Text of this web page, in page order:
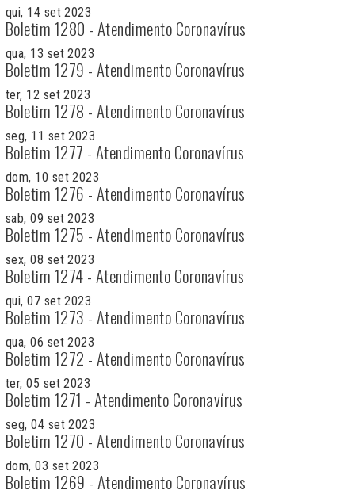
qui, 14 set 2023
Boletim 1280 - Atendimento Coronavírus
qua, 13 set 2023
Boletim 1279 - Atendimento Coronavírus
ter, 12 set 2023
Boletim 1278 - Atendimento Coronavírus
seg, 11 set 2023
Boletim 1277 - Atendimento Coronavírus
dom, 10 set 2023
Boletim 1276 - Atendimento Coronavírus
sab, 09 set 2023
Boletim 1275 - Atendimento Coronavírus
sex, 08 set 2023
Boletim 1274 - Atendimento Coronavírus
qui, 07 set 2023
Boletim 1273 - Atendimento Coronavírus
qua, 06 set 2023
Boletim 1272 - Atendimento Coronavírus
ter, 05 set 2023
Boletim 1271 - Atendimento Coronavírus
seg, 04 set 2023
Boletim 1270 - Atendimento Coronavírus
dom, 03 set 2023
Boletim 1269 - Atendimento Coronavírus